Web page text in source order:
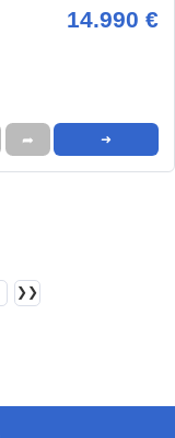
14.990 €
➦ ➜
❯❯